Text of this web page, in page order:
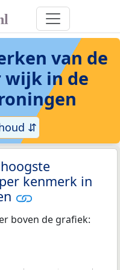
van de
wijk in de
⇵
kenmerk in
boven de grafiek: